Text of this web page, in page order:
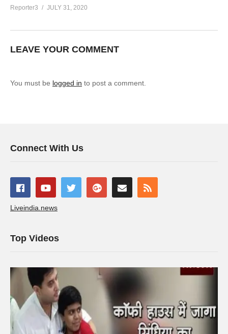
Reporter3 JULY 31, 2020
LEAVE YOUR COMMENT
You must be logged in to post a comment.
Connect With Us
Liveindia.news
Top Videos